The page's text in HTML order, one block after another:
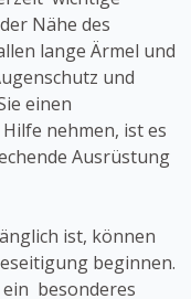
Nähe des
lange Ärmel und
und
einen
nehmen, ist es
Ausrüstung
ist, können
beginnen.
besonderes